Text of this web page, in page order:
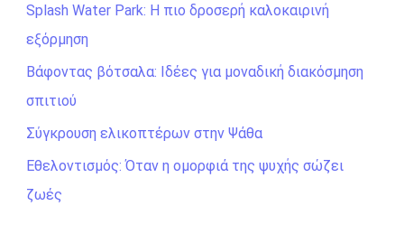
τ
η
σ
η
γ
ι
α
Splash Water Park: Η πιο δροσερή καλοκαιρινή
εξόρμηση
Βάφοντας βότσαλα: Ιδέες για μοναδική διακόσμηση
σπιτιού
Σύγκρουση ελικοπτέρων στην Ψάθα
Εθελοντισμός: Όταν η ομορφιά της ψυχής σώζει
ζωές